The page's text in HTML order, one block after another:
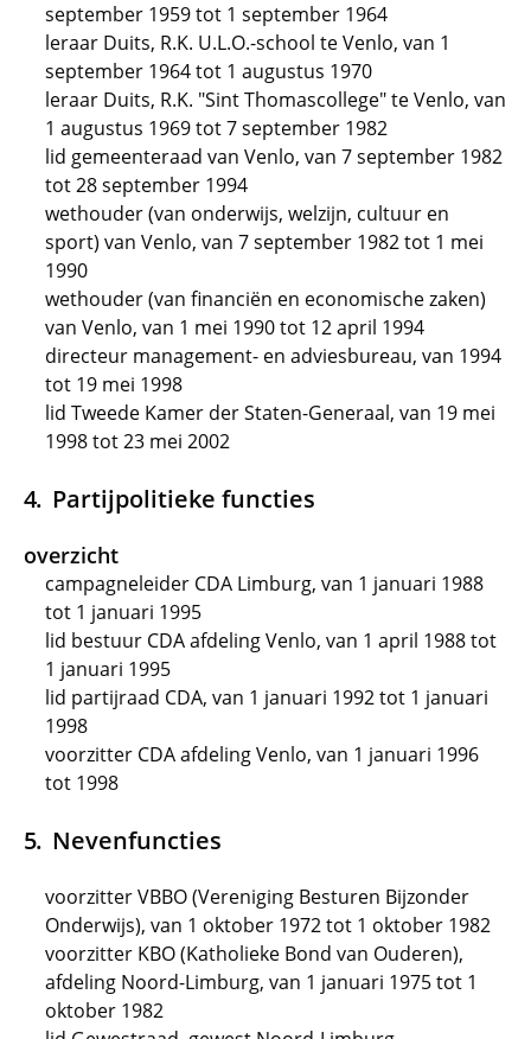
september 1959 tot 1 september 1964
leraar Duits, R.K. U.L.O.-school te Venlo, van 1
september 1964 tot 1 augustus 1970
leraar Duits, R.K. "Sint Thomascollege" te Venlo, van
1 augustus 1969 tot 7 september 1982
lid gemeenteraad van Venlo, van 7 september 1982
tot 28 september 1994
wethouder (van onderwijs, welzijn, cultuur en
sport) van Venlo, van 7 september 1982 tot 1 mei
1990
wethouder (van financiën en economische zaken)
van Venlo, van 1 mei 1990 tot 12 april 1994
directeur management- en adviesbureau, van 1994
tot 19 mei 1998
lid Tweede Kamer der Staten-Generaal, van 19 mei
1998 tot 23 mei 2002
Partijpolitieke functies
overzicht
campagneleider CDA Limburg, van 1 januari 1988
tot 1 januari 1995
lid bestuur CDA afdeling Venlo, van 1 april 1988 tot
1 januari 1995
lid partijraad CDA, van 1 januari 1992 tot 1 januari
1998
voorzitter CDA afdeling Venlo, van 1 januari 1996
tot 1998
Nevenfuncties
voorzitter VBBO (Vereniging Besturen Bijzonder
Onderwijs), van 1 oktober 1972 tot 1 oktober 1982
voorzitter KBO (Katholieke Bond van Ouderen),
afdeling Noord-Limburg, van 1 januari 1975 tot 1
oktober 1982